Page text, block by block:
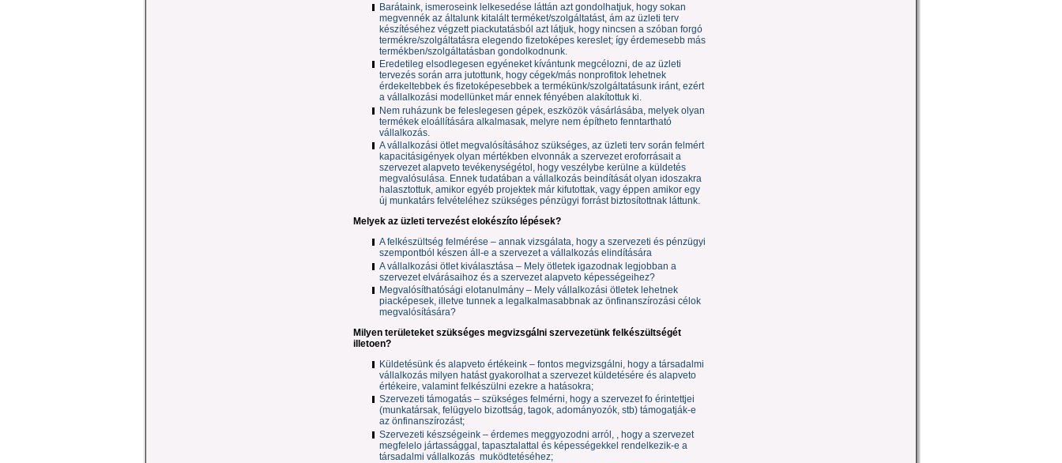
Barátaink, ismeroseink lelkesedése láttán azt gondolhatjuk, hogy sokan
megvennék az általunk kitalált terméket/szolgáltatást, ám az üzleti terv
készítéséhez végzett piackutatásból azt látjuk, hogy nincsen a szóban forgó
termékre/szolgáltatásra elegendo fizetoképes kereslet; így érdemesebb más
termékben/szolgáltatásban gondolkodnunk.
Eredetileg elsodlegesen egyéneket kívántunk megcélozni, de az üzleti
tervezés során arra jutottunk, hogy cégek/más nonprofitok lehetnek
érdekeltebbek és fizetoképesebbek a termékünk/szolgáltatásunk iránt, ezért
a vállalkozási modellünket már ennek fényében alakítottuk ki.
Nem ruházunk be feleslegesen gépek, eszközök vásárlásába, melyek olyan
termékek eloállítására alkalmasak, melyre nem építheto fenntartható
vállalkozás.
A vállalkozási ötlet megvalósításához szükséges, az üzleti terv során felmért
kapacitásigények olyan mértékben elvonnák a szervezet eroforrásait a
szervezet alapveto tevékenységétol, hogy veszélybe kerülne a küldetés
megvalósulása. Ennek tudatában a vállalkozás beindítását olyan idoszakra
halasztottuk, amikor egyéb projektek már kifutottak, vagy éppen amikor egy
új munkatárs felvételéhez szükséges pénzügyi forrást biztosítottnak láttunk.
Melyek az üzleti tervezést elokészíto lépések?
A felkészültség felmérése – annak vizsgálata, hogy a szervezeti és pénzügyi
szempontból készen áll-e a szervezet a vállalkozás elindítására
A vállalkozási ötlet kiválasztása – Mely ötletek igazodnak legjobban a
szervezet elvárásaihoz és a szervezet alapveto képességeihez?
Megvalósíthatósági elotanulmány – Mely vállalkozási ötletek lehetnek
piacképesek, illetve tunnek a legalkalmasabbnak az önfinanszírozási célok
megvalósítására?
Milyen területeket szükséges megvizsgálni szervezetünk felkészültségét
illetoen?
Küldetésünk és alapveto értékeink – fontos megvizsgálni, hogy a társadalmi
vállalkozás milyen hatást gyakorolhat a szervezet küldetésére és alapveto
értékeire, valamint felkészülni ezekre a hatásokra;
Szervezeti támogatás – szükséges felmérni, hogy a szervezet fo érintettjei
(munkatársak, felügyelo bizottság, tagok, adományozók, stb) támogatják-e
az önfinanszírozást;
Szervezeti készségeink – érdemes meggyozodni arról, , hogy a szervezet
megfelelo jártassággal, tapasztalattal és képességekkel rendelkezik-e a
társadalmi vállalkozás muködtetéséhez;